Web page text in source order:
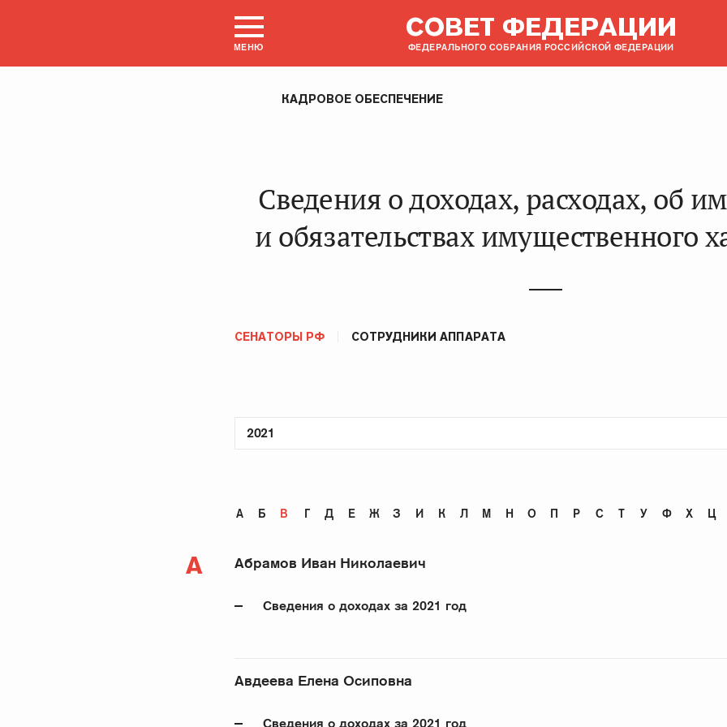
МЕНЮ
СОВЕТ ФЕДЕРАЦИИ
ФЕДЕРАЛЬНОГО СОБРАНИЯ РОССИЙСКОЙ ФЕДЕРАЦИИ
КАДРОВОЕ ОБЕСПЕЧЕНИЕ
Сведения о доходах, расходах, об
и обязательствах имущественного
СЕНАТОРЫ РФ СОТРУДНИКИ АППАРАТА
2021
А Б В Г Д Е Ж З И К Л М Н О П Р С Т У Ф Х Ц
А Абрамов Иван Николаевич
Сведения о доходах за 2021 год
Авдеева Елена Осиповна
Сведения о доходах за 2021 год